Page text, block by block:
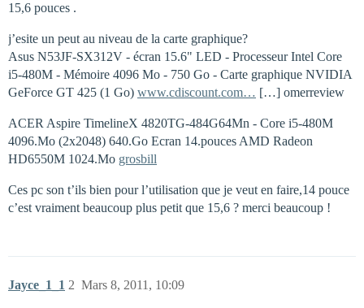
15,6 pouces .
j’esite un peut au niveau de la carte graphique?
Asus N53JF-SX312V - écran 15.6" LED - Processeur Intel Core
i5-480M - Mémoire 4096 Mo - 750 Go - Carte graphique NVIDIA
GeForce GT 425 (1 Go) www.cdiscount.com… […] omerreview
ACER Aspire TimelineX 4820TG-484G64Mn - Core i5-480M
4096.Mo (2x2048) 640.Go Ecran 14.pouces AMD Radeon
HD6550M 1024.Mo grosbill
Ces pc son t’ils bien pour l’utilisation que je veut en faire,14 pouce
c’est vraiment beaucoup plus petit que 15,6 ? merci beaucoup !
Jayce_1_1 Mars 8, 2011, 10:09
2